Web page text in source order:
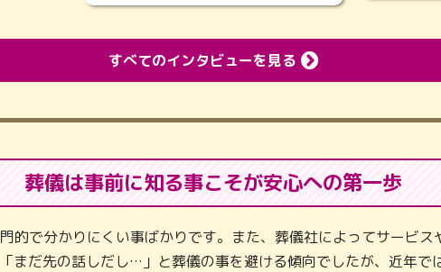
すべてのインタビューを見る
葬儀は事前に知る事こそが安心への第一歩
的で分かりにくい事ばかりです。また、葬儀社によってサービ
まだ先の話しだし…」と葬儀の事を避ける傾向でしたが、近年で